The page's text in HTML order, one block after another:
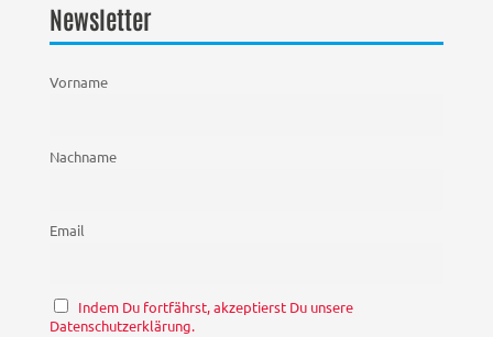
Newsletter
Vorname
Nachname
Email
Indem Du fortfährst, akzeptierst Du unsere
Datenschutzerklärung.